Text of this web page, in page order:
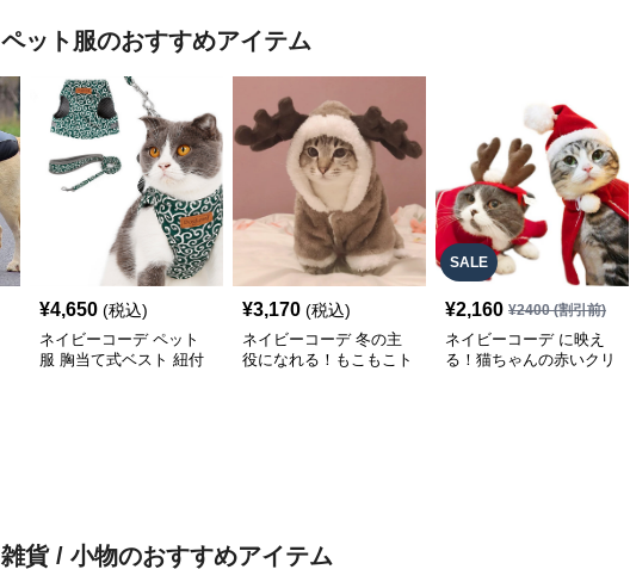
ペット服のおすすめアイテム
¥4,650 (税込)
ネイビーコーデ ペット
服 胸当て式ベスト 紐付
¥3,170 (税込)
ネイビーコーデ 冬の主
役になれる！もこもこト
SALE
¥2,160 ¥2400(割引前)
ネイビーコーデ に映え
る！猫ちゃんの赤いクリ
雑貨 / 小物のおすすめアイテム